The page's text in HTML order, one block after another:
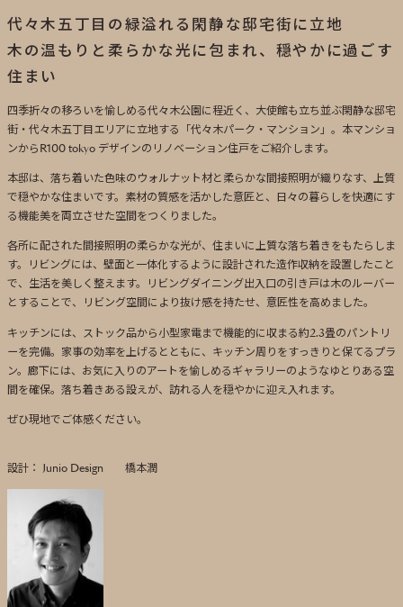
代々木五丁目の緑溢れる閑静な邸宅街に立地
木の温もりと柔らかな光に包まれ、穏やかに過ごす
住まい
四季折々の移ろいを愉しめる代々木公園に程近く、大使館も立ち並ぶ閑静な邸宅
街・代々木五丁目エリアに立地する「代々木パーク・マンション」。本マンショ
ンからR100 tokyo デザインのリノベーション住戸をご紹介します。
本邸は、落ち着いた色味のウォルナット材と柔らかな間接照明が織りなす、上質
で穏やかな住まいです。素材の質感を活かした意匠と、日々の暮らしを快適にす
る機能美を両立させた空間をつくりました。
各所に配された間接照明の柔らかな光が、住まいに上質な落ち着きをもたらしま
す。リビングには、壁面と一体化するように設計された造作収納を設置したこと
で、生活を美しく整えます。リビングダイニング出入口の引き戸は木のルーバー
とすることで、リビング空間により抜け感を持たせ、意匠性を高めました。
キッチンには、ストック品から小型家電まで機能的に収まる約2.3畳のパントリ
ーを完備。家事の効率を上げるとともに、キッチン周りをすっきりと保てるプラ
ン。 廊下には、お気に入りのアートを愉しめるギャラリーのようなゆとりある空
間を確保。落ち着きある設えが、訪れる人を穏やかに迎え入れます。
ぜひ現地でご体感ください。
設計： Junio Design 橋本潤